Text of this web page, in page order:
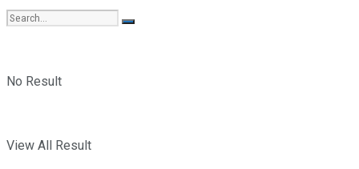
No Result
View All Result